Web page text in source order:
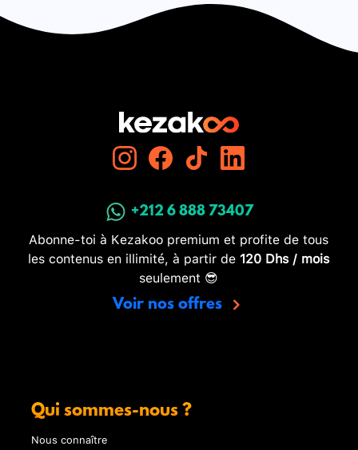
+212 6 888 73407
Abonne-toi à Kezakoo premium et profite de tous
les contenus en illimité, à partir de 120 Dhs / mois
seulement 😎
Voir nos offres
Qui sommes-nous ?
Nous connaître